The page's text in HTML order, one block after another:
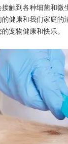
触到各种细菌和微
健康和我们家庭
宠物健康和快乐。